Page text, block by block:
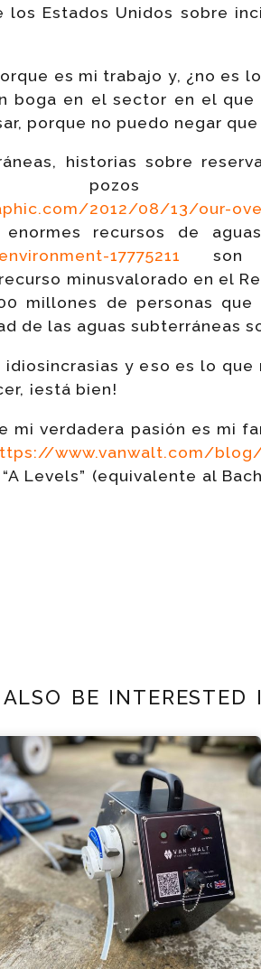
Estados Unidos sobre
es mi trabajo y, ¿no es
boga en el sector en el que
porque no puedo negar
historias sobre
pozos
2012/08/13/our-
recursos de
17775211 son
minusvalorado en el
millones de personas
de las aguas subterráneas
y eso es lo que
¡está bien!
mi verdadera pasión es mi
www.vanwalt.com/
Levels” (equivalente al
be interested